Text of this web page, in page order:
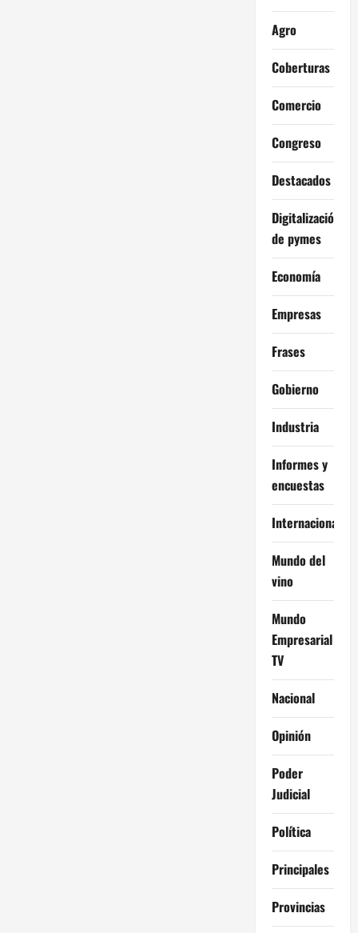
Agro
Coberturas
Comercio
Congreso
Destacados
Digitalización
de pymes
Economía
Empresas
Frases
Gobierno
Industria
Informes y
encuestas
Internacional
Mundo del
vino
Mundo
Empresarial
TV
Nacional
Opinión
Poder
Judicial
Política
Principales
Provincias